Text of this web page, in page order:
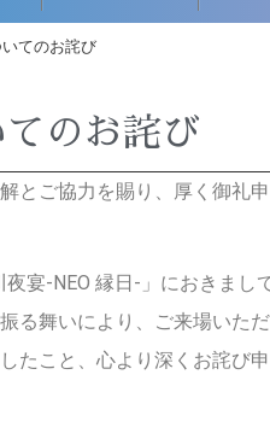
てのお詫び
のお詫び
とご協力を賜り、厚く御礼申
宴-NEO 縁日-」におきまし
る舞いにより、ご来場いた
たこと、心より深くお詫び申